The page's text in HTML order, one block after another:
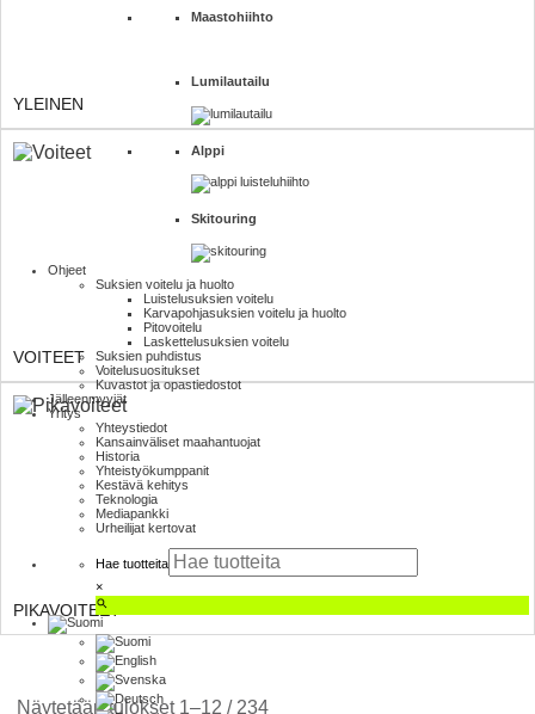
Maastohiihto
Lumilautailu
Alppi
Skitouring
Ohjeet
Suksien voitelu ja huolto
Luistelu­suksien voitelu
Karva­pohja­suksien voitelu ja huolto
Pito­voitelu
Laskettelu­suksien voitelu
Suksien puhdistus
Voitelusuositukset
Kuvastot ja opas­tiedostot
Jälleenmyyjät
Yritys
Yhteystiedot
Kansainväliset maahantuojat
Historia
Yhteistyökumppanit
Kestävä kehitys
Teknologia
Mediapankki
Urheilijat kertovat
Hae tuotteita
×
YLEINEN
VOITEET
PIKAVOITEET
Näytetään tulokset 1–12 / 234